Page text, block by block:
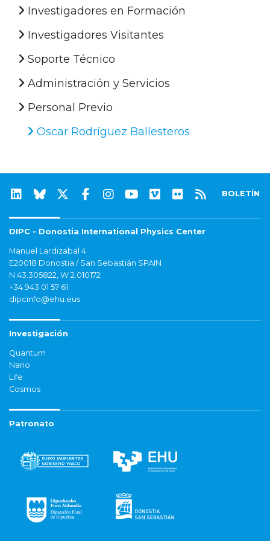
Investigadores en Formación
Investigadores Visitantes
Soporte Técnico
Administración y Servicios
Personal Previo
Oscar Rodríguez Ballesteros
BOLETÍN
DIPC - Donostia International Physics Center
Manuel Lardizabal 4
E20018 Donostia / San Sebastián SPAIN
N 43.305822, W 2.010172
+34 943 01 57 61
dipcinfo@ehu.eus
Investigación
Quantum
Nano
Life
Cosmos
Patronato